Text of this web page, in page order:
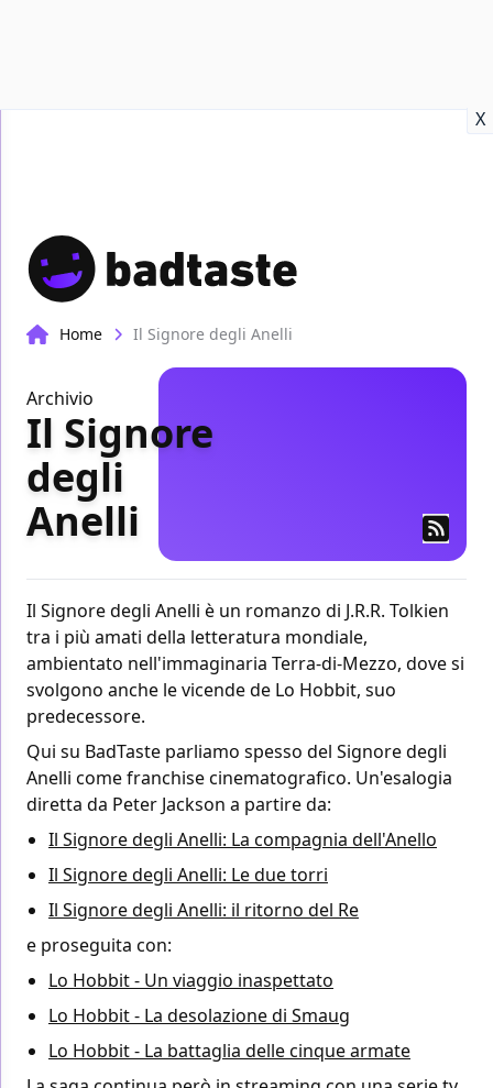
X
Home Il Signore degli Anelli
Archivio
Il Signore
degli
Anelli
Il Signore degli Anelli è un romanzo di J.R.R. Tolkien
tra i più amati della letteratura mondiale,
ambientato nell'immaginaria Terra-di-Mezzo, dove si
svolgono anche le vicende de Lo Hobbit, suo
predecessore.
Qui su BadTaste parliamo spesso del Signore degli
Anelli come franchise cinematografico. Un'esalogia
diretta da Peter Jackson a partire da:
Il Signore degli Anelli: La compagnia dell'Anello
Il Signore degli Anelli: Le due torri
Il Signore degli Anelli: il ritorno del Re
e proseguita con:
Lo Hobbit - Un viaggio inaspettato
Lo Hobbit - La desolazione di Smaug
Lo Hobbit - La battaglia delle cinque armate